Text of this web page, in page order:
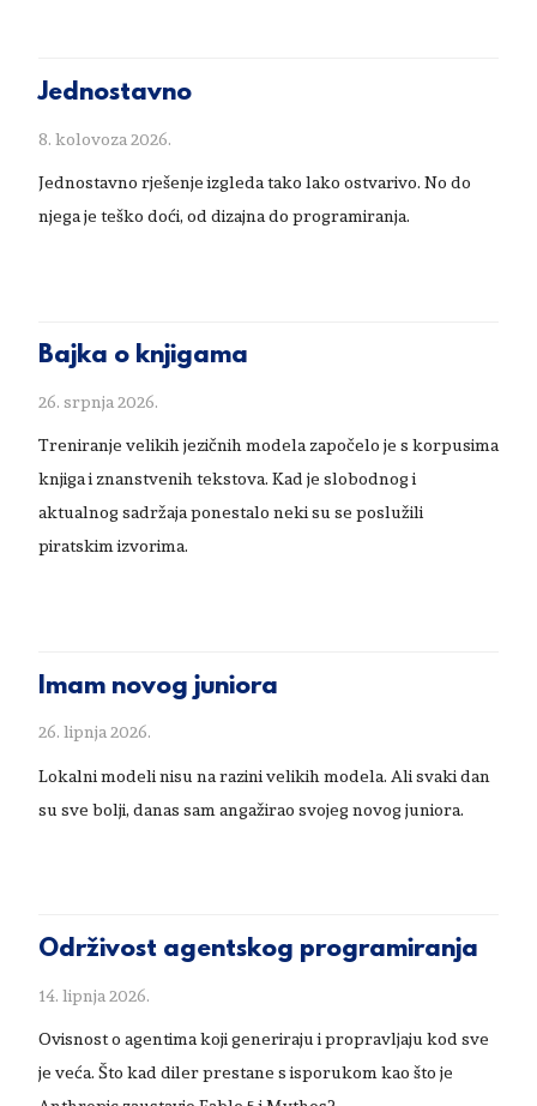
Jednostavno
8. kolovoza 2026.
Jednostavno rješenje izgleda tako lako ostvarivo. No do
njega je teško doći, od dizajna do programiranja.
Bajka o knjigama
26. srpnja 2026.
Treniranje velikih jezičnih modela započelo je s korpusima
knjiga i znanstvenih tekstova. Kad je slobodnog i
aktualnog sadržaja ponestalo neki su se poslužili
piratskim izvorima.
Imam novog juniora
26. lipnja 2026.
Lokalni modeli nisu na razini velikih modela. Ali svaki dan
su sve bolji, danas sam angažirao svojeg novog juniora.
Održivost agentskog programiranja
14. lipnja 2026.
Ovisnost o agentima koji generiraju i propravljaju kod sve
je veća. Što kad diler prestane s isporukom kao što je